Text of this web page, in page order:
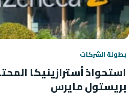
بطولة الشركات
استحواذ أسترازينيكا
بريستول مايرس